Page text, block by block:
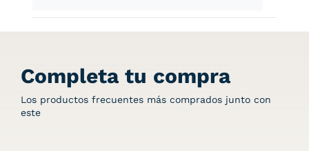
Completa tu compra
Los productos frecuentes más comprados junto con
este